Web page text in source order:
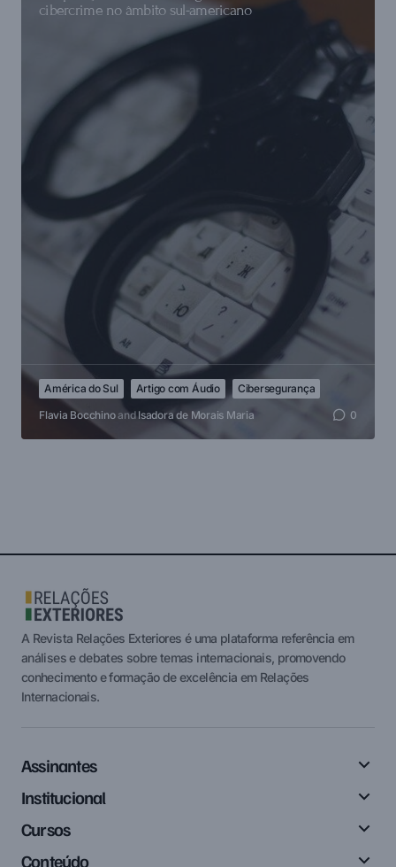
cibercrime no âmbito sul-americano
América do Sul Artigo com Áudio
Cibersegurança
Flavia Bocchinoand Isadora de Morais Maria 0
A Revista Relações Exteriores é uma plataforma referência em
análises e debates sobre temas internacionais, promovendo
conhecimento e formação de excelência em Relações
Internacionais.
Assinantes
Institucional
Cursos
Conteúdo